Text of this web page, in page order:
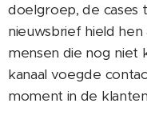
doelgroep, de cases
nieuwsbrief hield
mensen die nog niet
kanaal voegde
moment in de